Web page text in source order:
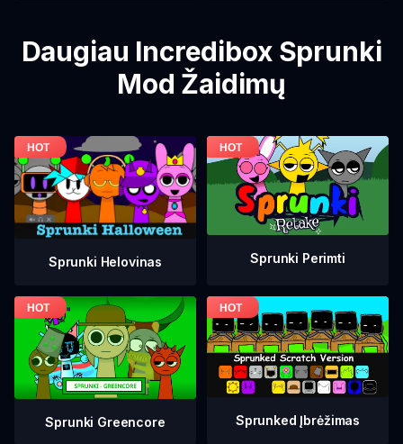
Daugiau Incredibox Sprunki
Mod Žaidimų
Sprunki Helovinas Sprunki Perimti
Sprunki Greencore Sprunked Įbrėžimas